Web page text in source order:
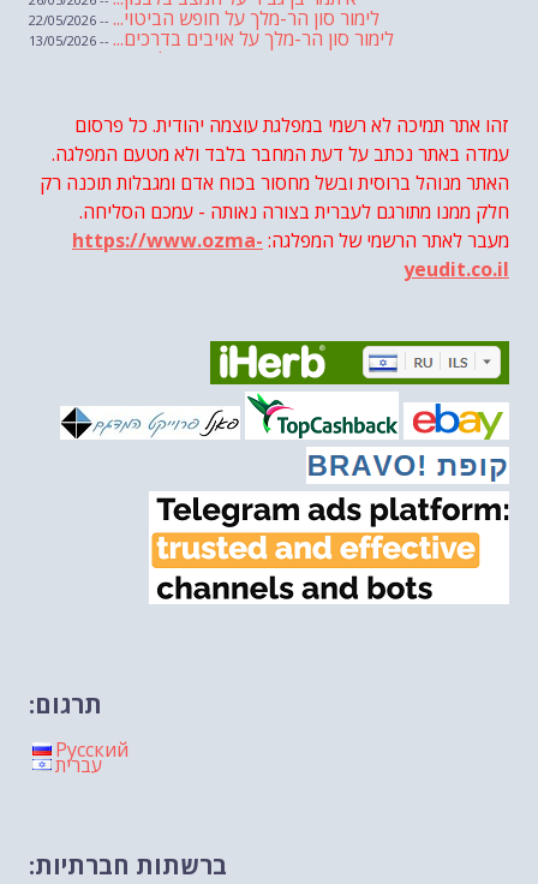
לימור סון הר-מלך על חופש הביטוי... -- 22/05/2026
לימור סון הר-מלך על אויבים בדרכים... -- 13/05/2026
שבועת אמונים לדעאש
לימור סון הר-מלך על חוק...-- 19/04/2026
מיכאל בן ארי על פרשת הת...
מיכאל בן ארי על פרשת הת... -- 10/04/2026
השר בן גביר במקום נפילת הטיל.... -- 06/04/2026
חוק עונש מוות למחבלים...-- 29/03/2026
מיכאל בן ארי על פרשת השבוע ת... -- 27/03/2026
מיכאל בן ארי על פרשת השבוע ת...-- 20/03/2026
מיכאל בן ארי על דילמת המנהיגות....
מיכאל בן ארי על פרשת הת...
מיכאל בן ארי על פרשת הת...
מיכאל בן ארי על פרשת הת...-- 13/02/2026
מיכאל בן ארי על פרשת השבוע ת...-- 06/02/2026
חלקם של היהודים הולך ופוחת....
מיכאל בן ארי על פרשת השבוע ת...
זהו אתר תמיכה לא רשמי במפלגת עוצמה יהודית. כל פרסום
עמדה באתר נכתב על דעת המחבר בלבד ולא מטעם המפלגה.
האתר מנוהל ברוסית ובשל מחסור בכוח אדם ומגבלות תוכנה רק
חלק ממנו מתורגם לעברית בצורה נאותה - עמכם הסליחה.
מעבר לאתר הרשמי של המפלגה: https://www.ozma-
yeudit.co.il
תרגום:
Русский
עברית
ברשתות חברתיות: